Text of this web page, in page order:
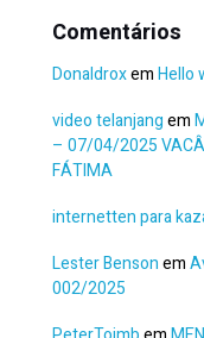
Comentários
DonaldroxemHello
video telanjangem
– 07/04/2025
FÁTIMA
internetten para
Lester Bensonem
002/2025